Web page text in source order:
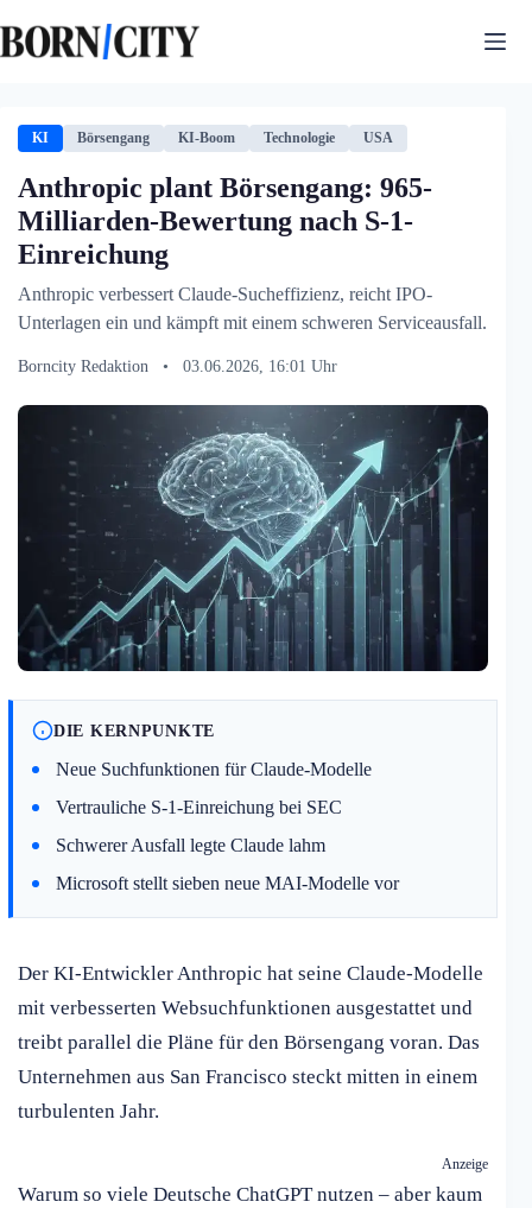
Inhalt
springen
KI Börsengang KI-Boom Technologie USA
Anthropic plant Börsengang: 965-
Milliarden-Bewertung nach S-1-
Einreichung
Anthropic verbessert Claude-Sucheffizienz, reicht IPO-
Unterlagen ein und kämpft mit einem schweren Serviceausfall.
Borncity Redaktion • 03.06.2026, 16:01 Uhr
DIE KERNPUNKTE
Neue Suchfunktionen für Claude-Modelle
Vertrauliche S-1-Einreichung bei SEC
Schwerer Ausfall legte Claude lahm
Microsoft stellt sieben neue MAI-Modelle vor
Der KI-Entwickler Anthropic hat seine Claude-Modelle
mit verbesserten Websuchfunktionen ausgestattet und
treibt parallel die Pläne für den Börsengang voran. Das
Unternehmen aus San Francisco steckt mitten in einem
turbulenten Jahr.
Anzeige
Warum so viele Deutsche ChatGPT nutzen – aber kaum